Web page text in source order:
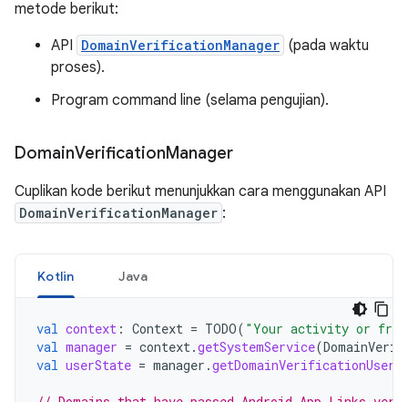
metode berikut:
API DomainVerificationManager (pada waktu
proses).
Program command line (selama pengujian).
DomainVerificationManager
Cuplikan kode berikut menunjukkan cara menggunakan API
DomainVerificationManager :
Kotlin Java
val context : Context = TODO( "Your activity or
val manager = context.getSystemService(
val userState = manager .